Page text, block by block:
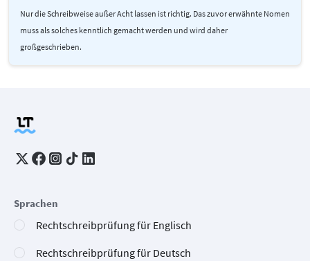
Nur die Schreibweise außer Acht lassen ist richtig. Das zuvor erwähnte Nomen
muss als solches kenntlich gemacht werden und wird daher
großgeschrieben.
Sprachen
Rechtschreibprüfung für Englisch
Rechtschreibprüfung für Deutsch